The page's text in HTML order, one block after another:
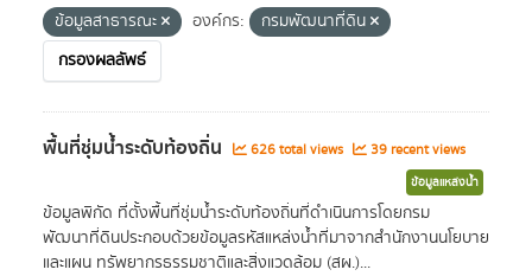
ข้อมูลสาธารณะ องค์กร:
กรมพัฒนาที่ดิน
กรองผลลัพธ์
พื้นที่ชุ่มน้ำระดับท้องถิ่น 626 total views 39 recent views
ข้อมูลแหล่งน้ำ
ข้อมูลพิกัด ที่ตั้งพื้นที่ชุ่มน้ำระดับท้องถิ่นที่ดำเนินการโดยกรม
พัฒนาที่ดินประกอบด้วยข้อมูลรหัสแหล่งน้ำที่มาจากสำนักงานนโยบาย
และแผน ทรัพยากรธรรมชาติและสิ่งแวดล้อม (สผ.)...